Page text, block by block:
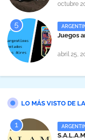
octubre
Juegos
abril 25,
LO MÁS VISTO DE